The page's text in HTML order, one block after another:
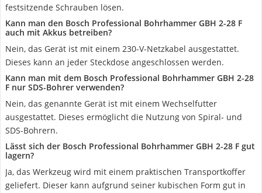
festsitzende Schrauben lösen.
Kann man den Bosch Professional Bohrhammer GBH 2-28 F
auch mit Akkus betreiben?
Nein, das Gerät ist mit einem 230-V-Netzkabel ausgestattet.
Dieses kann an jeder Steckdose angeschlossen werden.
Kann man mit dem Bosch Professional Bohrhammer GBH 2-28
F nur SDS-Bohrer verwenden?
Nein, das genannte Gerät ist mit einem Wechselfutter
ausgestattet. Dieses ermöglicht die Nutzung von Spiral- und
SDS-Bohrern.
Lässt sich der Bosch Professional Bohrhammer GBH 2-28 F gut
lagern?
Ja, das Werkzeug wird mit einem praktischen Transportkoffer
geliefert. Dieser kann aufgrund seiner kubischen Form gut in